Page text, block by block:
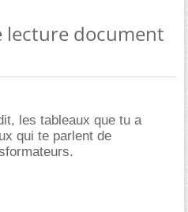
lecture document
les tableaux que tu a
qui te parlent de